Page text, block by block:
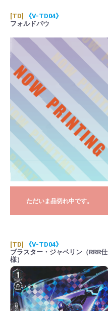
[TD]
《V-TD04》
フォルドバウ
ただいま品切れ中です。
[TD]
《V-TD04》
ブラスター・ジャベリン（RRR仕
様）